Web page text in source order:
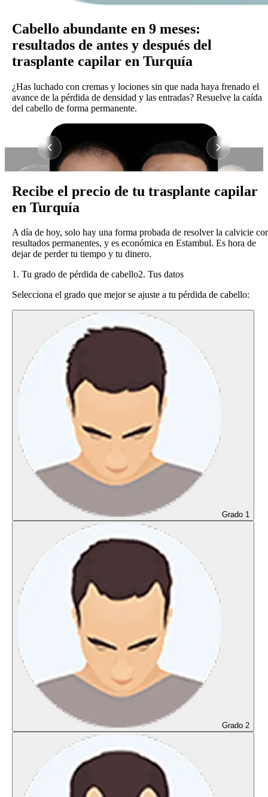
Cabello abundante en 9 meses:
resultados de antes y después del
trasplante capilar en Turquía
¿Has luchado con cremas y lociones sin que nada haya frenado el
avance de la pérdida de densidad y las entradas? Resuelve la caída
del cabello de forma permanente.
Recibe el precio de tu trasplante capilar
en Turquía
A día de hoy, solo hay una forma probada de resolver la calvicie
resultados permanentes, y es económica en Estambul. Es hora de
dejar de perder tu tiempo y tu dinero.
1. Tu grado de pérdida de cabello2. Tus datos
Selecciona el grado que mejor se ajuste a tu pérdida de cabello:
Grado 1
Grado 2